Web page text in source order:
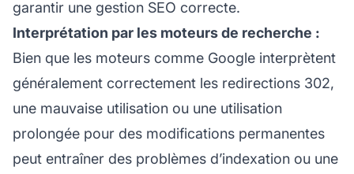
garantir une gestion SEO correcte.
Interprétation par les moteurs de recherche :
Bien que les moteurs comme Google interprètent
généralement correctement les redirections 302,
une mauvaise utilisation ou une utilisation
prolongée pour des modifications permanentes
peut entraîner des problèmes d’indexation ou une